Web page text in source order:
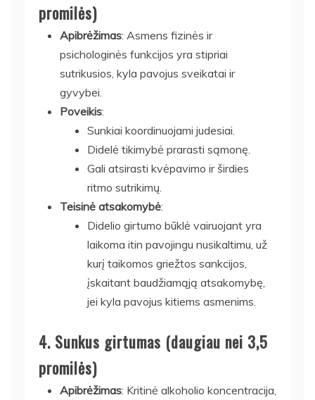
promilės)
Apibrėžimas: Asmens fizinės ir
psichologinės funkcijos yra stipriai
sutrikusios, kyla pavojus sveikatai ir
gyvybei.
Poveikis:
Sunkiai koordinuojami judesiai.
Didelė tikimybė prarasti sąmonę.
Gali atsirasti kvėpavimo ir širdies
ritmo sutrikimų.
Teisinė atsakomybė:
Didelio girtumo būklė vairuojant yra
laikoma itin pavojingu nusikaltimu, už
kurį taikomos griežtos sankcijos,
įskaitant baudžiamąją atsakomybę,
jei kyla pavojus kitiems asmenims.
4. Sunkus girtumas (daugiau nei 3,5
promilės)
Apibrėžimas: Kritinė alkoholio koncentracija,